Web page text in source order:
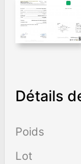
Détails
Poids
Lot